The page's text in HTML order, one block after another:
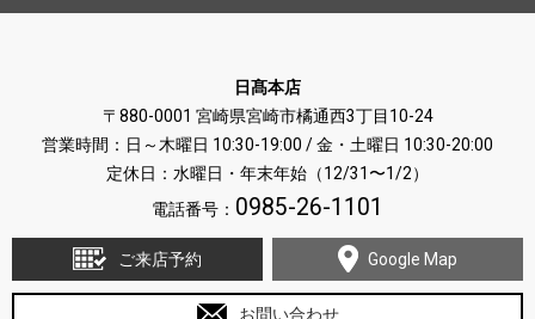
日髙本店
〒880-0001 宮崎県宮崎市橘通西3丁目10-24
営業時間：日～木曜日 10:30-19:00 / 金・土曜日 10:30-20:00
定休日：水曜日・年末年始（12/31〜1/2）
電話番号： 0985-26-1101
ご来店予約 Google Map
お問い合わせ